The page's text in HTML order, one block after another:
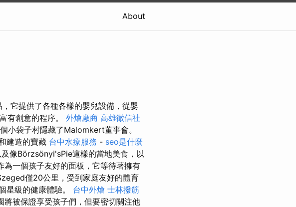
About
它提供了各種各樣的嬰兒設備，從嬰
有創意的程序。 外燴廠商 高雄徵信社
小袋子村隱藏了Malomkert董事會。
建造的寶藏 台中水療服務 - seo是什麼
像Börzsönyi'sPie這樣的當地美食，以
為一個孩子友好的面板，它等待著擁有
僅20公里，受到家庭友好的體育
星級的健康體驗。 台中外燴 士林撥筋
將被保證享受孩子們，但要密切關注他